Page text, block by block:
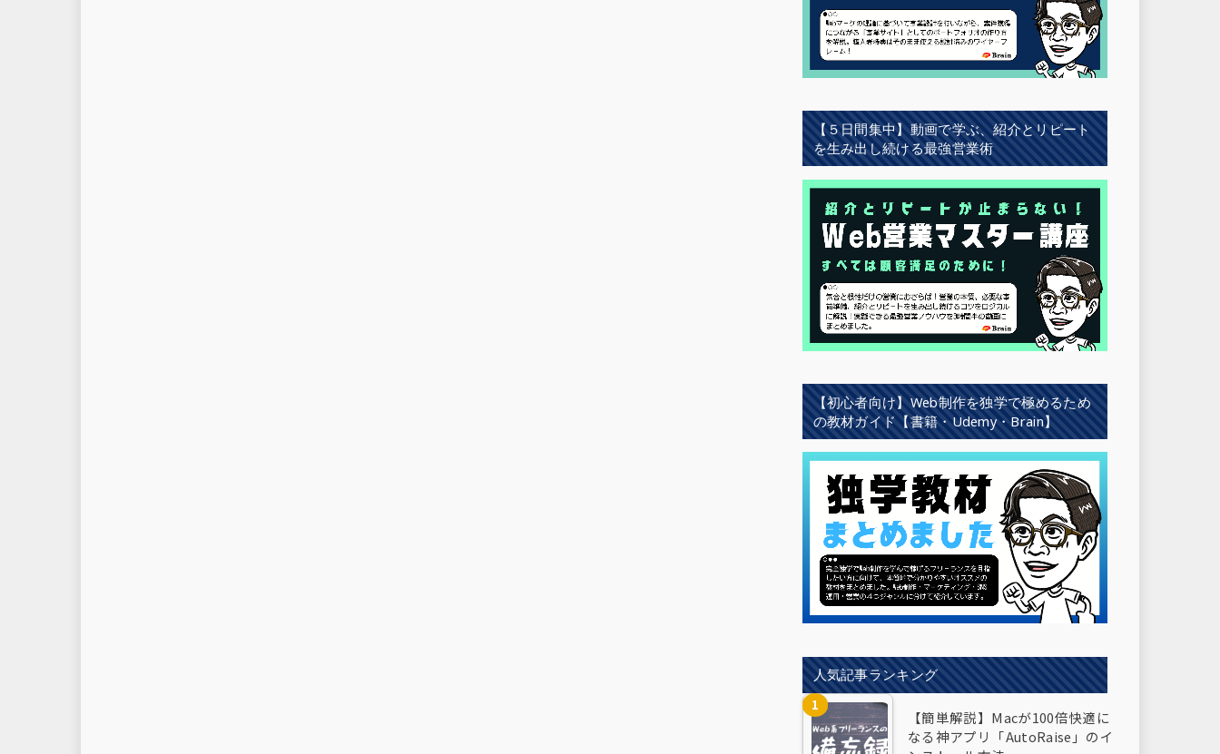
【５日間集中】動画で学ぶ、紹介とリピート
を生み出し続ける最強営業術
【初心者向け】Web制作を独学で極めるため
の教材ガイド【書籍・Udemy・Brain】
人気記事ランキング
【簡単解説】Macが100倍快適に
なる神アプリ「AutoRaise」のイ